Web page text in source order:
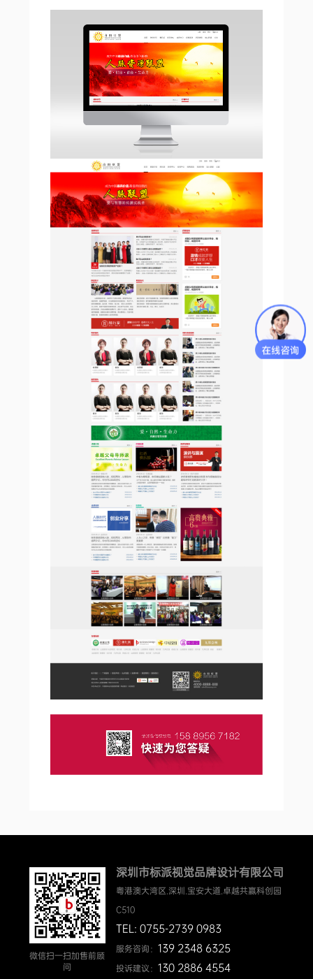
微信扫一扫加售前顾
问
深圳市标派视觉品牌设计有限公司
粤港澳大湾区.深圳.宝安大道.卓越共赢科创园
C510
TEL: 0755-2739 0983
服务咨询： 139 2348 6325
投诉建议： 130 2886 4554